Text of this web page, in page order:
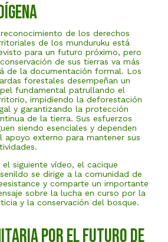
de los derechos
de los munduruku está
para un futuro próximo, pero
de sus tierras va más
de la documentación formal. Los
forestales desempeñan un
fundamental patrullando el
impidiendo la deforestación
y garantizando la protección
de la tierra. Sus esfuerzos
siendo esenciales y dependen
apoyo externo para mantener sus
el siguiente vídeo, el cacique
se dirige a la comunidad de
y comparte un importante
sobre la lucha en curso por la
y la conservación del bosque.
por el futuro de